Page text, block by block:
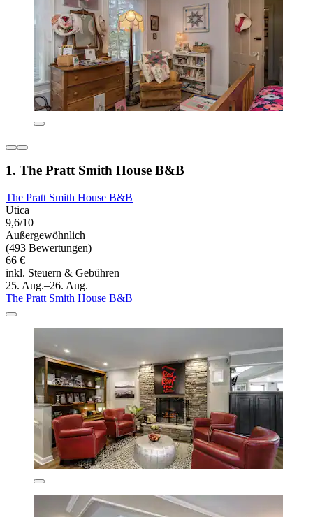
1. The Pratt Smith House B&B
The Pratt Smith House B&B
Utica
9,6/10
Außergewöhnlich
(493 Bewertungen)
66 €
inkl. Steuern & Gebühren
25. Aug.–26. Aug.
The Pratt Smith House B&B